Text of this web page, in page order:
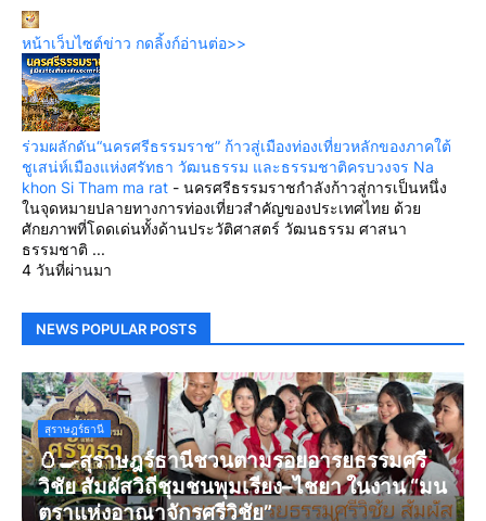
หน้าเว็บไซต์ข่าว กดลิ้งก์อ่านต่อ>>
ร่วมผลักดัน“นครศรีธรรมราช” ก้าวสู่เมืองท่องเที่ยวหลักของภาคใต้
ชูเสน่ห์เมืองแห่งศรัทธา วัฒนธรรม และธรรมชาติครบวงจร Na
khon Si Tham ma rat - นครศรีธรรมราชกำลังก้าวสู่การเป็นหนึ่ง
ในจุดหมายปลายทางการท่องเที่ยวสำคัญของประเทศไทย ด้วย
ศักยภาพที่โดดเด่นทั้งด้านประวัติศาสตร์ วัฒนธรรม ศาสนา
ธรรมชาติ ...
4 วันที่ผ่านมา
NEWS POPULAR POSTS
สุราษฎร์ธานี
🥚🍳สุราษฎร์ธานีชวนตามรอยอารยธรรมศรี
วิชัย สัมผัสวิถีชุมชนพุมเรียง–ไชยา ในงาน “มน
ตราแห่งอาณาจักรศรีวิชัย”